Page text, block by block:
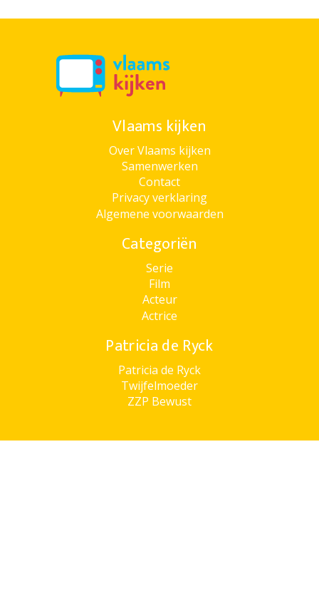
Vlaams kijken
Over Vlaams kijken
Samenwerken
Contact
Privacy verklaring
Algemene voorwaarden
Categoriën
Serie
Film
Acteur
Actrice
Patricia de Ryck
Patricia de Ryck
Twijfelmoeder
ZZP Bewust